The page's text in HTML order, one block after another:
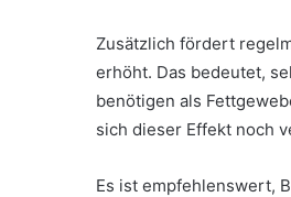
Zusätzlich fördert
erhöht. Das bedeutet,
benötigen als
sich dieser Effekt noch
Es ist empfehlenswert,